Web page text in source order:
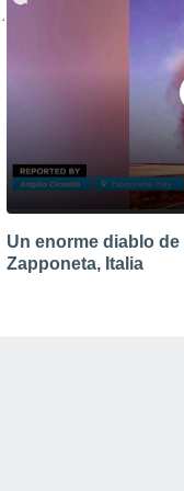
Un enorme diablo
Zapponeta, Italia